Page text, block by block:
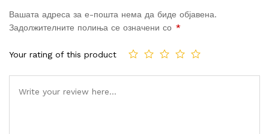
Вашата адреса за е-пошта нема да биде објавена.
Задолжителните полиња се означени со *
Your rating of this product